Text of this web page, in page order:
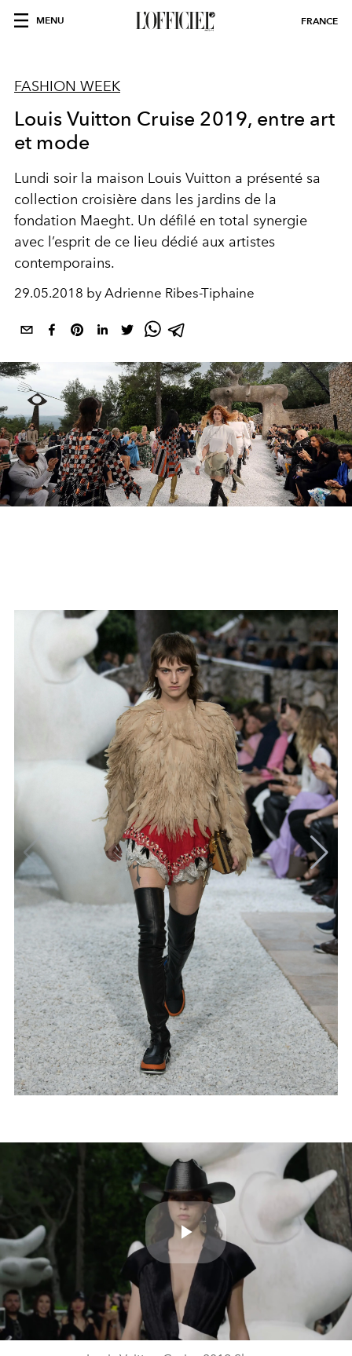
MENU FRANCE
FASHION WEEK
Louis Vuitton Cruise 2019, entre art
et mode
Lundi soir la maison Louis Vuitton a présenté sa
collection croisière dans les jardins de la
fondation Maeght. Un défilé en total synergie
avec l’esprit de ce lieu dédié aux artistes
contemporains.
29.05.2018 by Adrienne Ribes-Tiphaine
Play
Video